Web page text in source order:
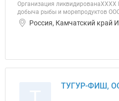
Организация
добыча рыбы и морепродуктов
Россия, Камчатский край
ТУГУР-ФИШ,